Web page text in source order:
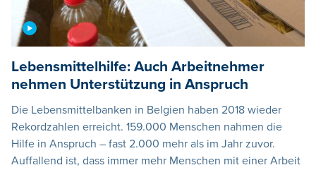
Lebensmittelhilfe: Auch Arbeitnehmer
nehmen Unterstützung in Anspruch
Die Lebensmittelbanken in Belgien haben 2018 wieder
Rekordzahlen erreicht. 159.000 Menschen nahmen die
Hilfe in Anspruch – fast 2.000 mehr als im Jahr zuvor.
Auffallend ist, dass immer mehr Menschen mit einer Arbeit